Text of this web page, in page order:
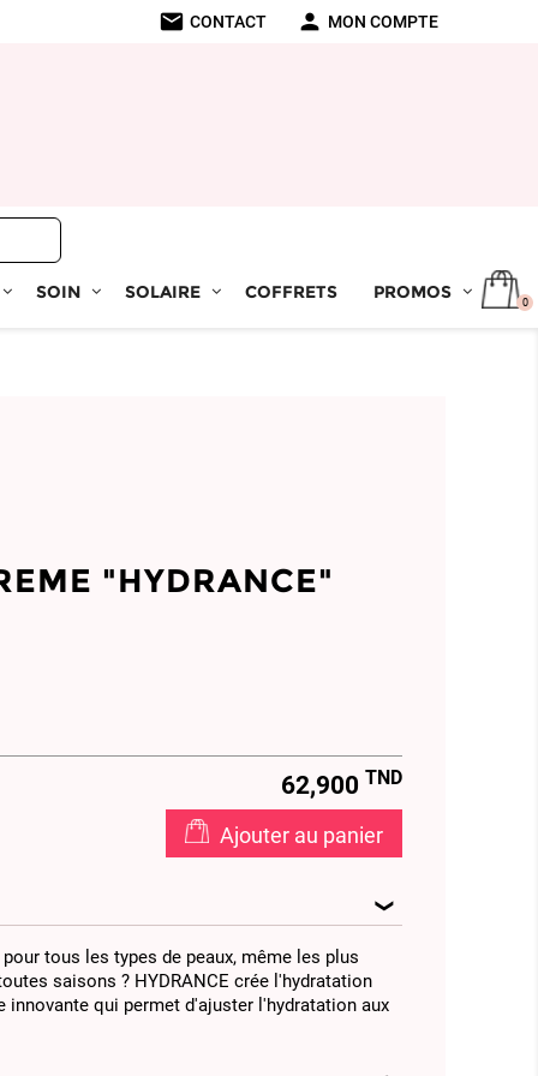
mail CONTACT person MON COMPTE
SOIN SOLAIRE COFFRETS PROMOS 0
"HYDRANCE"
62,900 TND
Ajouter au panier
tous les types de peaux, même les plus
saisons ? HYDRANCE crée l'hydratation
innovante qui permet d'ajuster l'hydratation aux